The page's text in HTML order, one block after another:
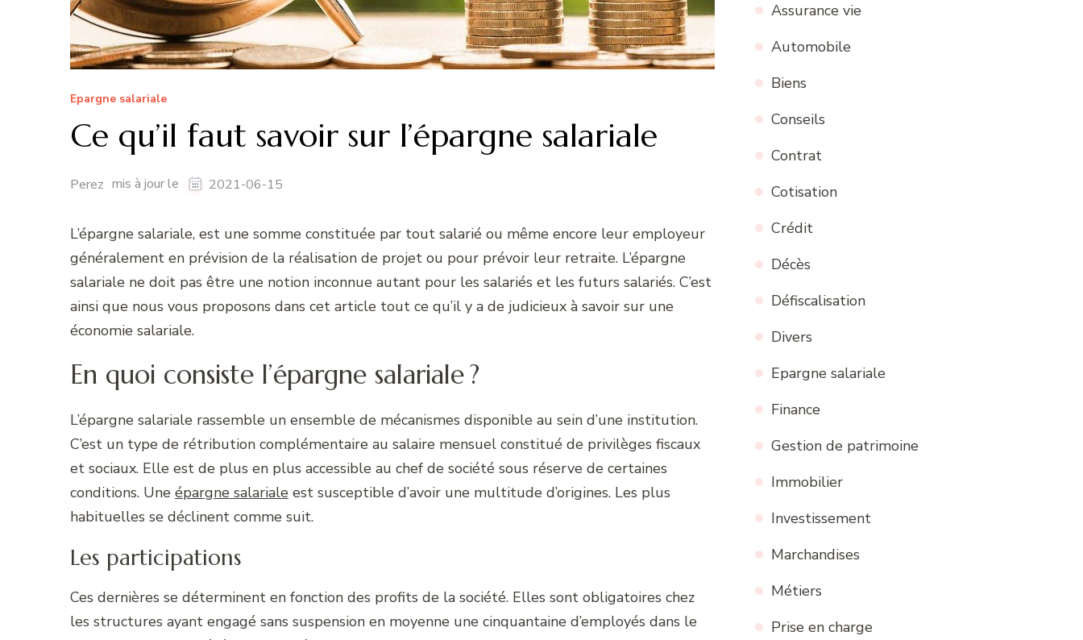
Epargne salariale
Ce qu’il faut savoir sur l’épargne salariale
Perez mis à jour le 2021-06-15
L’épargne salariale, est une somme constituée par tout salarié ou même encore leur employeur
généralement en prévision de la réalisation de projet ou pour prévoir leur retraite. L’épargne
salariale ne doit pas être une notion inconnue autant pour les salariés et les futurs salariés. C’est
ainsi que nous vous proposons dans cet article tout ce qu’il y a de judicieux à savoir sur une
économie salariale.
En quoi consiste l’épargne salariale ?
L’épargne salariale rassemble un ensemble de mécanismes disponible au sein d’une institution.
C’est un type de rétribution complémentaire au salaire mensuel constitué de privilèges fiscaux
et sociaux. Elle est de plus en plus accessible au chef de société sous réserve de certaines
conditions. Une épargne salariale est susceptible d’avoir une multitude d’origines. Les plus
habituelles se déclinent comme suit.
Les participations
Ces dernières se déterminent en fonction des profits de la société. Elles sont obligatoires chez
les structures ayant engagé sans suspension en moyenne une cinquantaine d’employés dans le
Assurance vie
Automobile
Biens
Conseils
Contrat
Cotisation
Crédit
Décès
Défiscalisation
Divers
Epargne salariale
Finance
Gestion de patrimoine
Immobilier
Investissement
Marchandises
Métiers
Prise en charge